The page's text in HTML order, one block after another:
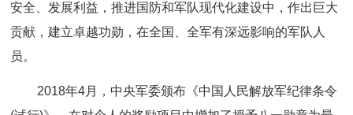
安全、发展利益，推进国防和军队现代化建设中，作出巨大
贡献，建立卓越功勋，在全国、全军有深远影响的军队人
员。
2018年4月，中央军委颁布《中国人民解放军纪律条令